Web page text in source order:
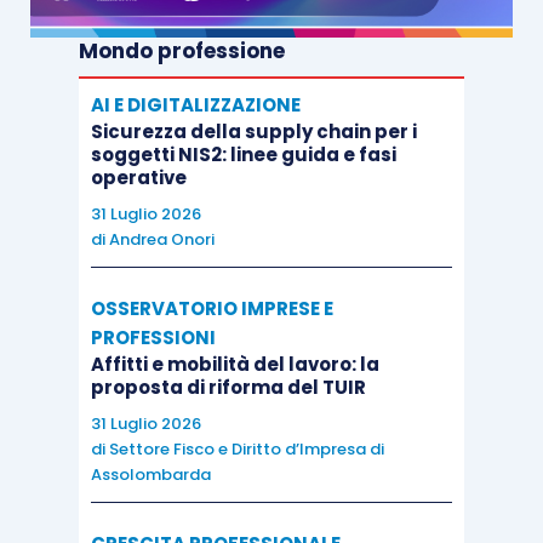
Il veleno dei ricordi
Matteo Fontana
Prezzo – 18,00
Pagine – 320
Mondo professione
AI E DIGITALIZZAZIONE
Sicurezza della supply chain per i
soggetti NIS2: linee guida e fasi
operative
31 Luglio 2026
diAndrea Onori
OSSERVATORIO IMPRESE E
PROFESSIONI
Affitti e mobilità del lavoro: la
proposta di riforma del TUIR
31 Luglio 2026
di Settore Fisco e Diritto d’Impresa di
Assolombarda